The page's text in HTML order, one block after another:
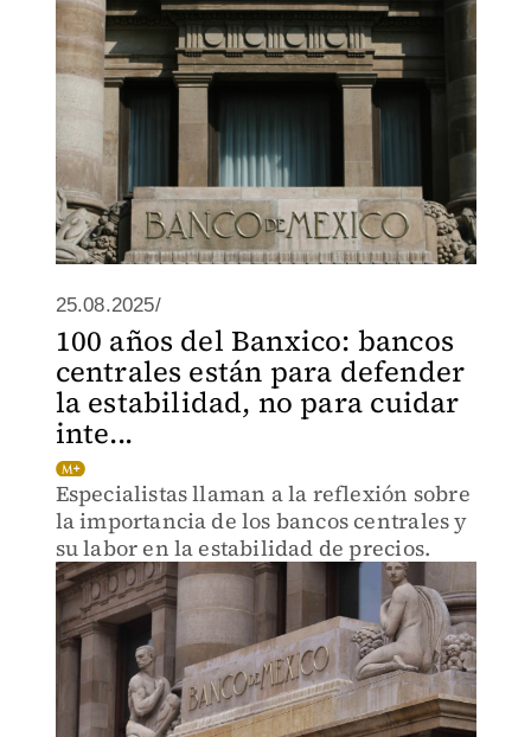
25.08.2025/
100 años del Banxico: bancos
centrales están para defender
la estabilidad, no para cuidar
inte...
Especialistas llaman a la reflexión sobre
la importancia de los bancos centrales y
su labor en la estabilidad de precios.